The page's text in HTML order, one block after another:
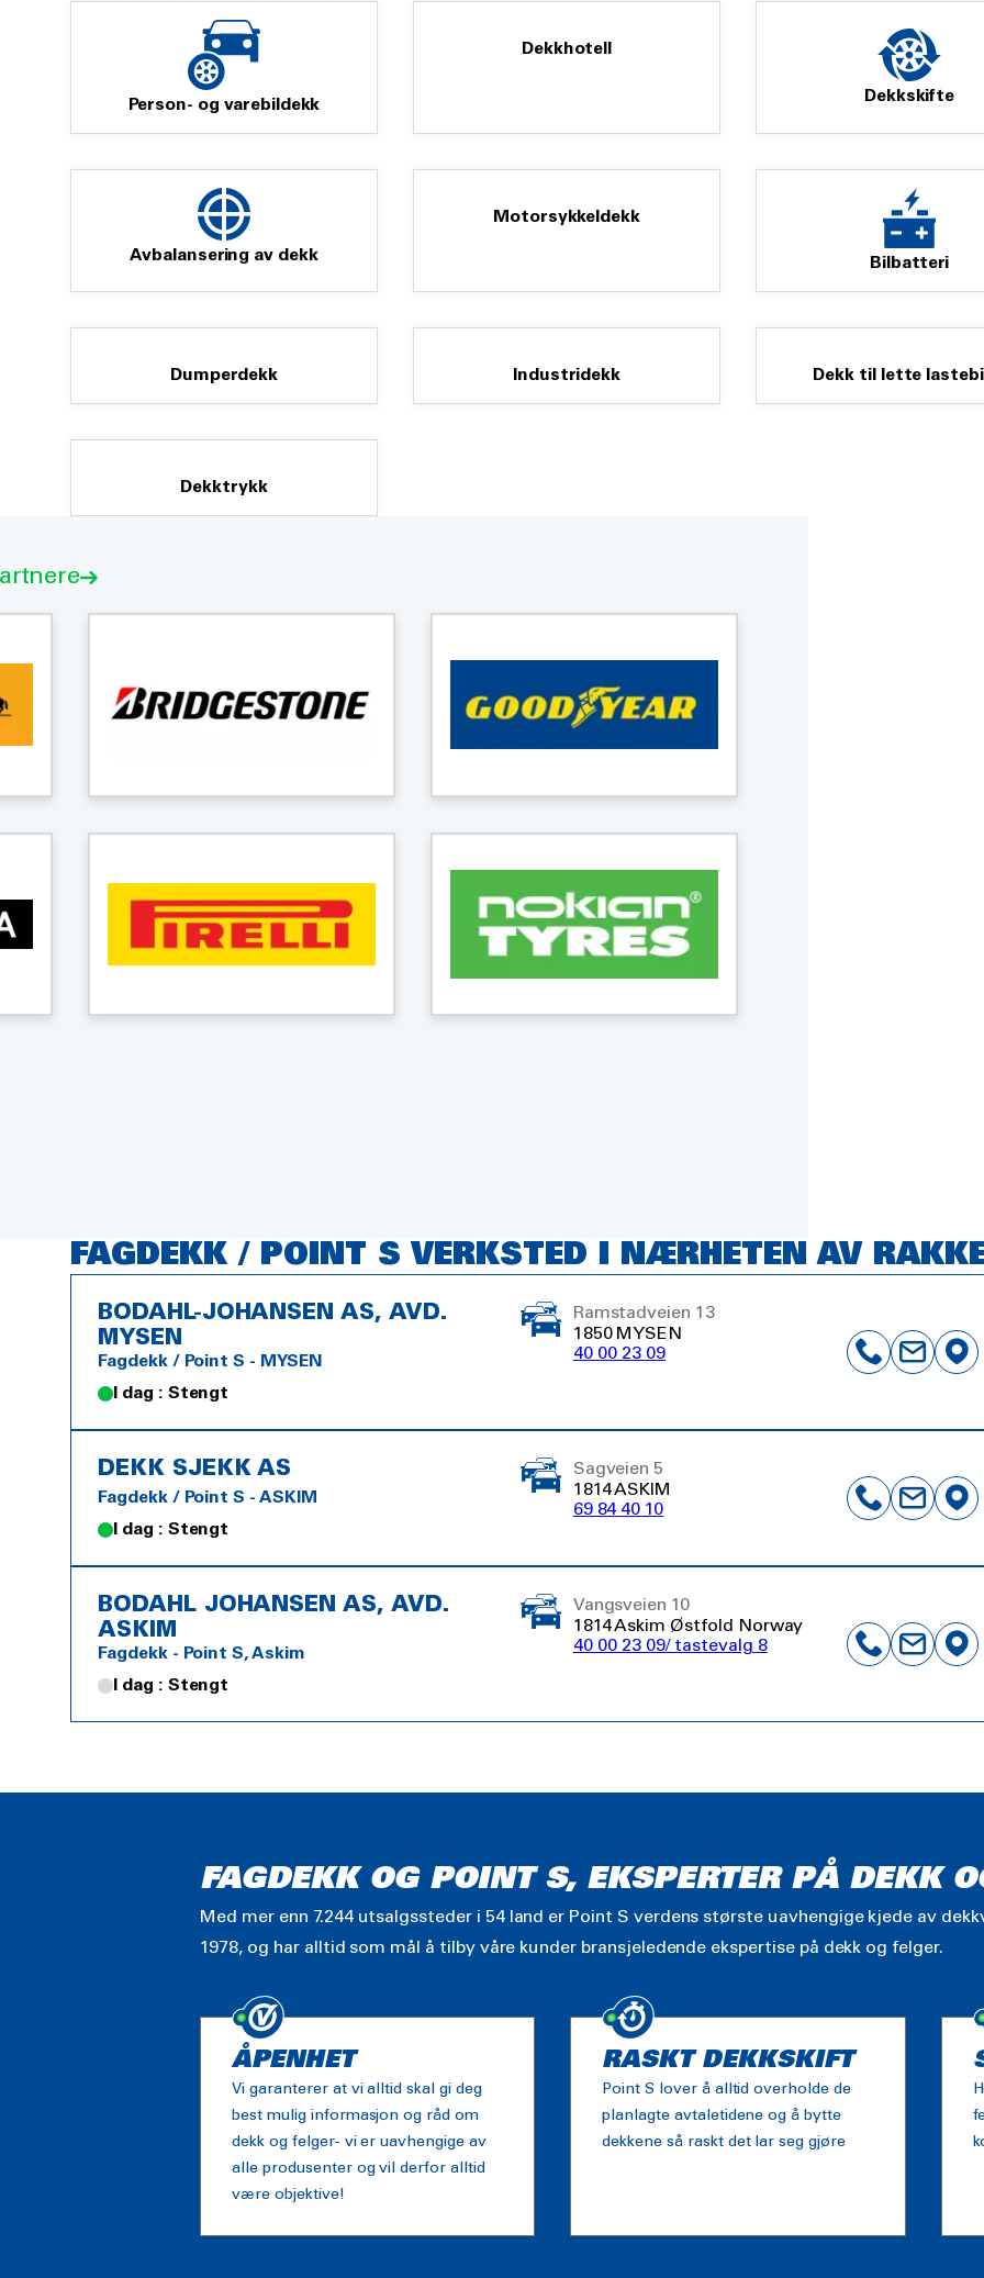
Person- og varebildekk
Dekkhotell
Dekkskifte
Avbalansering av dekk
Motorsykkeldekk
Bilbatteri
Dumperdekk Industridekk Dekk til lette
Dekktrykk
FAGDEKK / POINT S VERKSTED I NÆRHETEN AV
BODAHL-JOHANSEN AS, AVD.
MYSEN
Fagdekk / Point S - MYSEN
I dag : Stengt
Ramstadveien 13
1850 MYSEN
40 00 23 09
DEKK SJEKK AS
Fagdekk / Point S - ASKIM
I dag : Stengt
Sagveien 5
1814 ASKIM
69 84 40 10
BODAHL JOHANSEN AS, AVD.
ASKIM
Fagdekk - Point S, Askim
I dag : Stengt
Vangsveien 10
1814 Askim Østfold Norway
40 00 23 09/ tastevalg 8
FAGDEKK OG POINT S, EKSPERTER PÅ DEKK
Med mer enn 7.244 utsalgssteder i 54 land er Point S verdens største uavhengige kjede av
1978, og har alltid som mål å tilby våre kunder bransjeledende ekspertise på dekk og felger.
ÅPENHET
Vi garanterer at vi alltid skal gi deg
best mulig informasjon og råd om
dekk og felger- vi er uavhengige av
alle produsenter og vil derfor alltid
være objektive!
RASKT DEKKSKIFT
Point S lover å alltid overholde de
planlagte avtaletidene og å bytte
dekkene så raskt det lar seg gjøre